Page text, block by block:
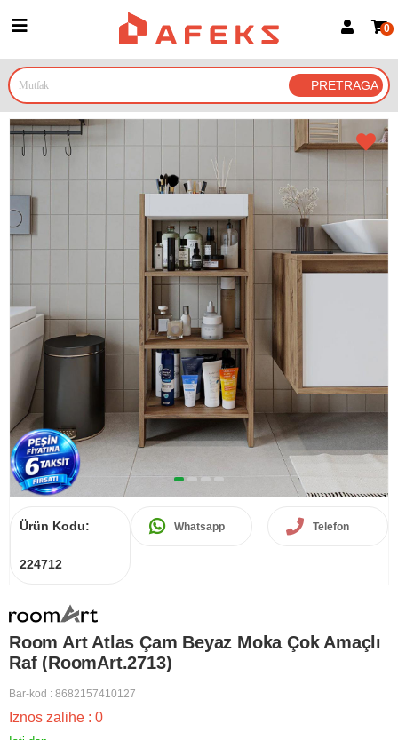
Prijava za članove
Prijavite se Google nalogom
0
Ürün Kodu:
224712
Whatsapp Telefon
Room Art Atlas Çam Beyaz Moka Çok Amaçlı
Raf (RoomArt.2713)
Bar-kod : 8682157410127
Iznos zalihe : 0